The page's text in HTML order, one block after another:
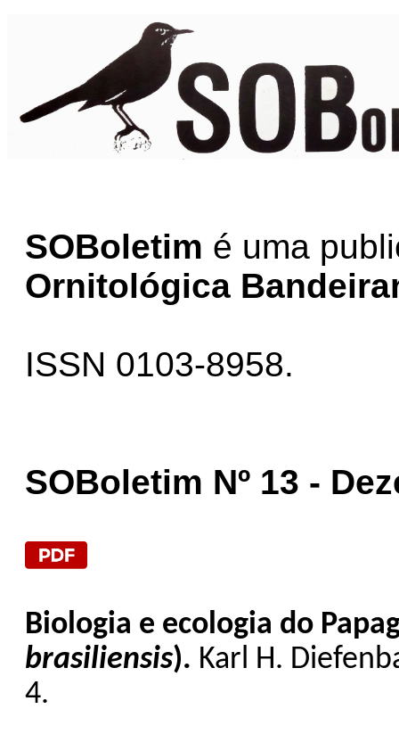
SOBoletim é uma
Ornitológica
ISSN 0103-8958.
SOBoletim Nº 13 -
Biologia e ecologia do
brasiliensis). Karl H.
4.